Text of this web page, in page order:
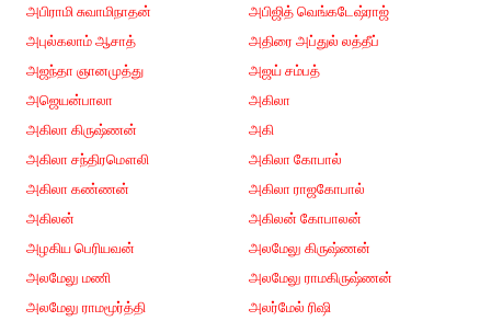
அபிராமி சுவாமிநாதன்
அபிஜித் வெங்கடேஷ்ராஜ்
அபுல்கலாம் ஆசாத்
அதிரை அப்துல் லத்தீப்
அஜந்தா ஞானமுத்து
அஜய் சம்பத்
அஜெயன்பாலா
அகிலா
அகிலா கிருஷ்ணன்
அகி
அகிலா சந்திரமௌலி
அகிலா கோபால்
அகிலா கண்ணன்
அகிலா ராஜகோபால்
அகிலன்
அகிலன் கோபாலன்
அழகிய பெரியவன்
அலமேலு கிருஷ்ணன்
அலமேலு மணி
அலமேலு ராமகிருஷ்ணன்
அலமேலு ராமமூர்த்தி
அலர்மேல் ரிஷி